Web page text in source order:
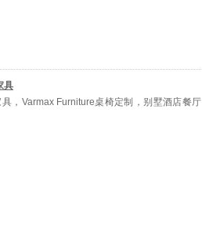
具
，Varmax Furniture桌椅定制，别墅酒店餐厅